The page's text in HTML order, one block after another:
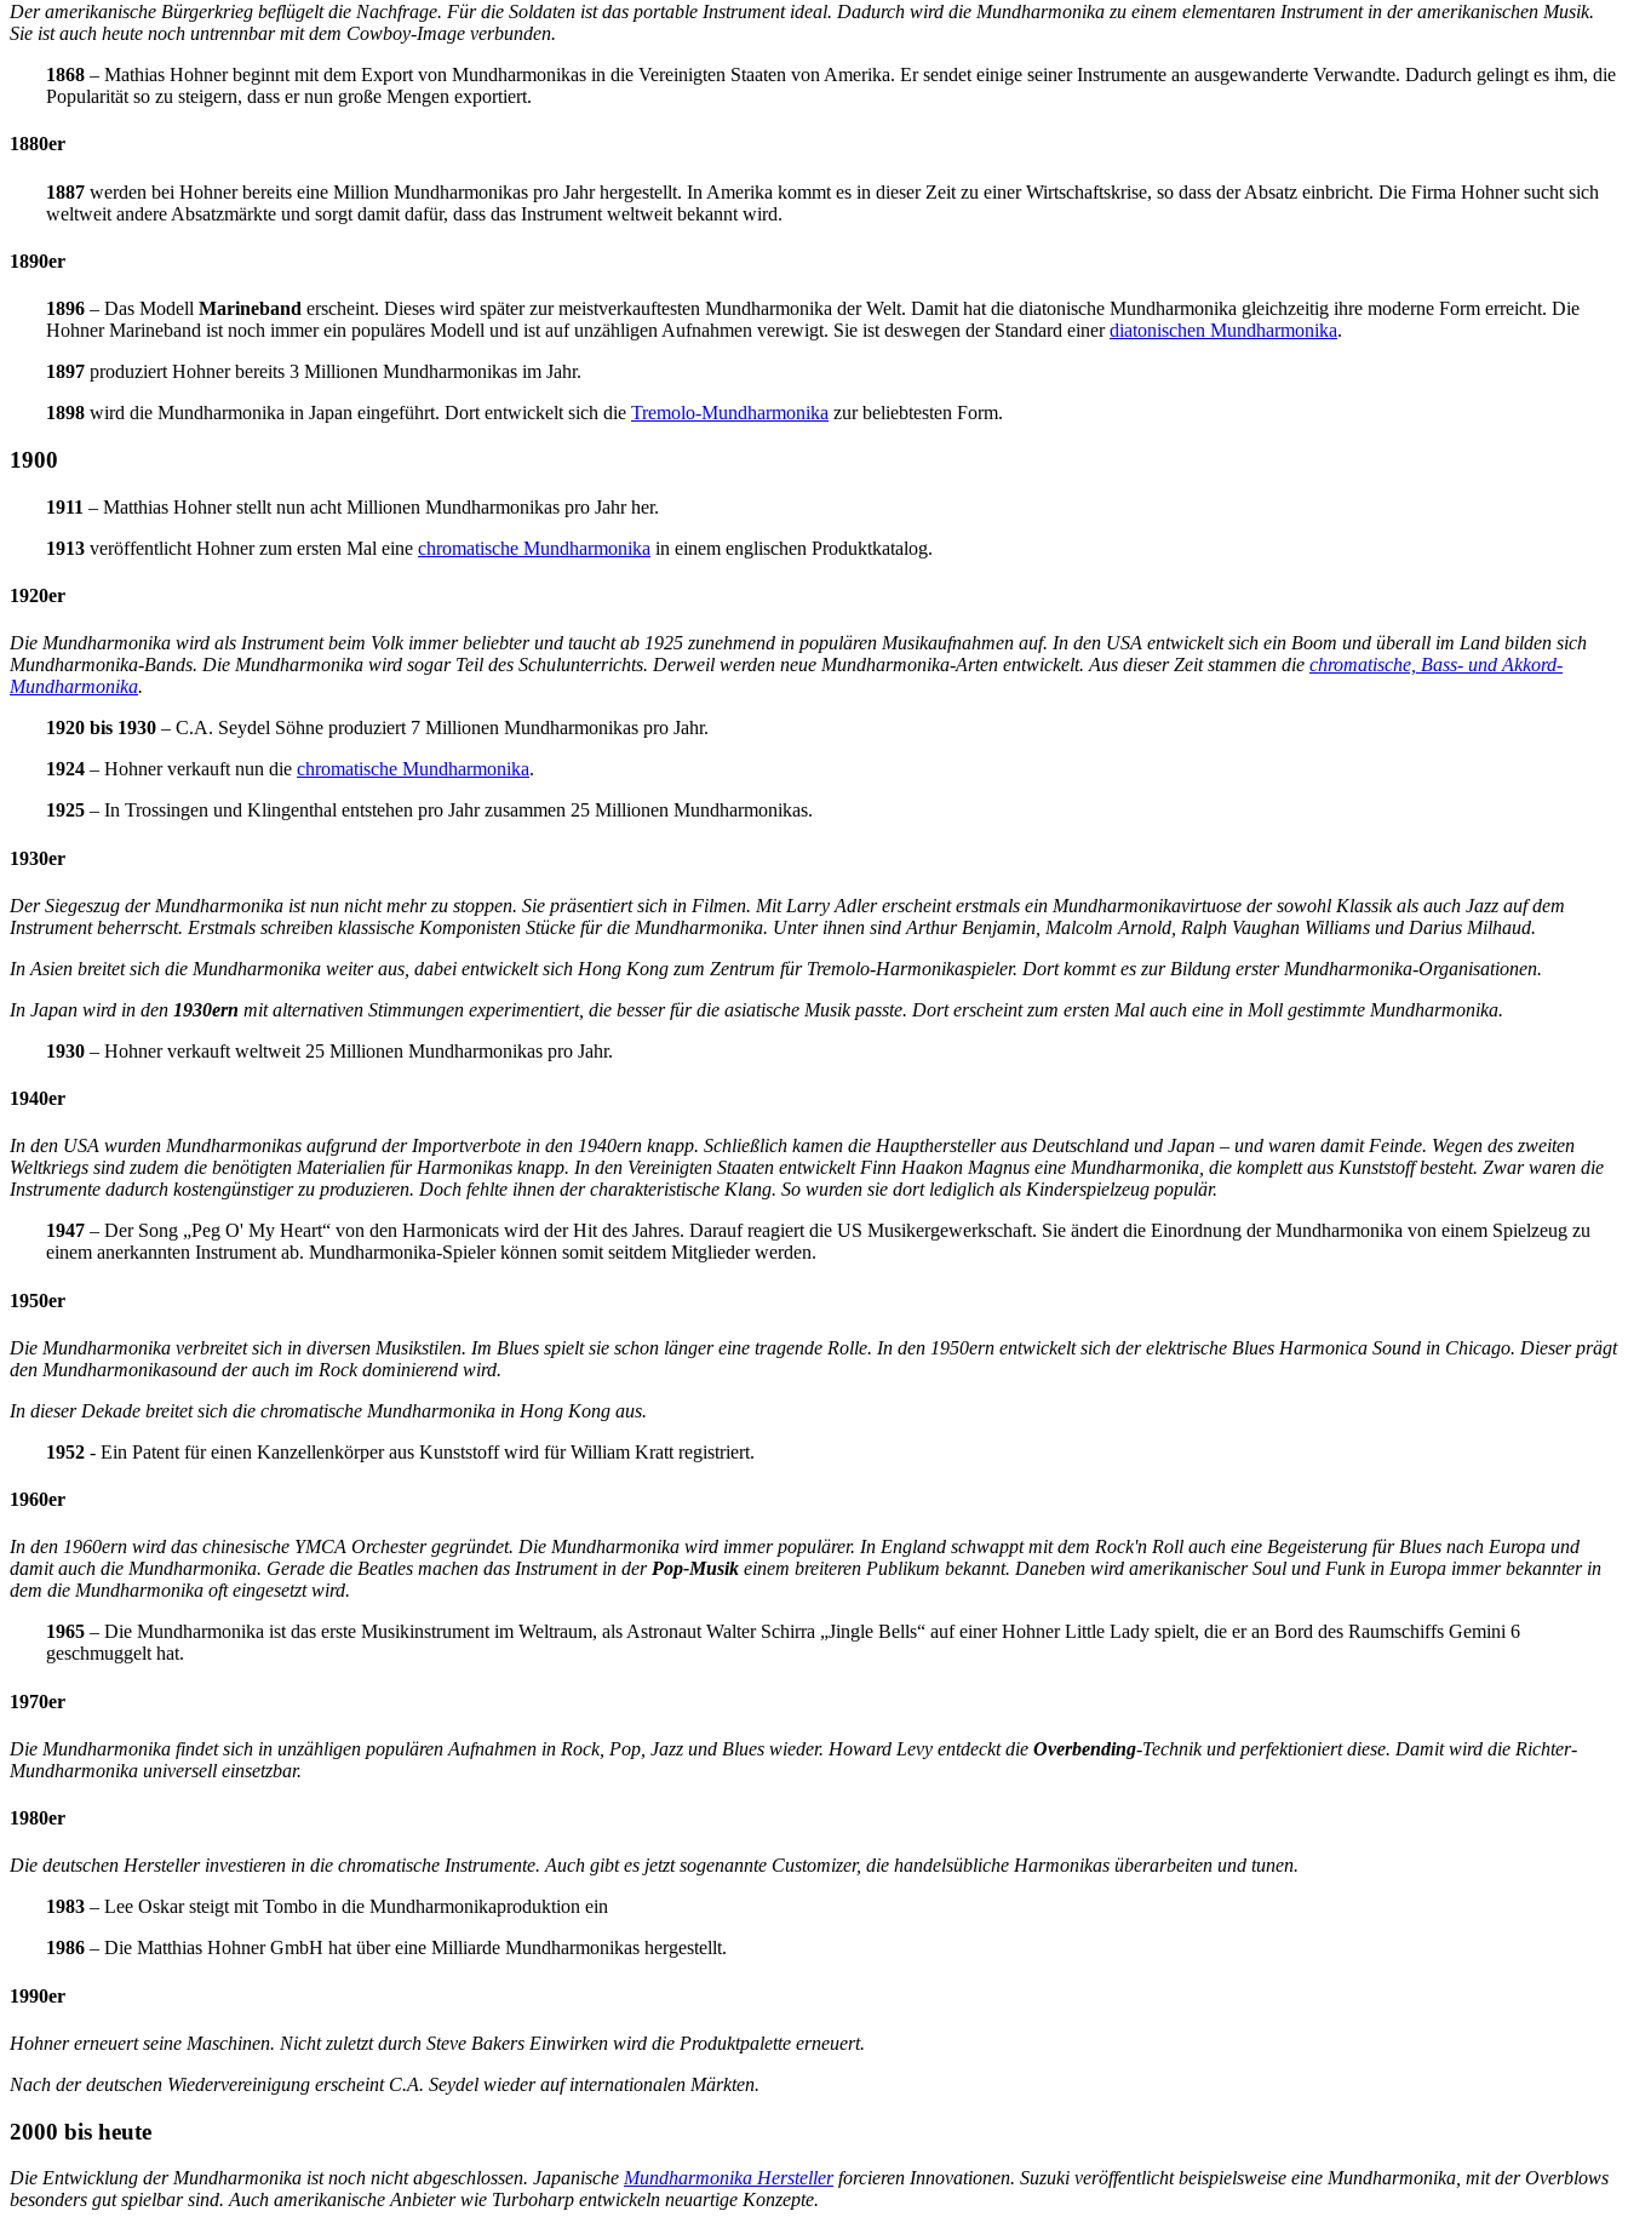
Der amerikanische Bürgerkrieg beflügelt die Nachfrage. Für die Soldaten ist das portable Instrument ideal. Dadurch wird die Mundharmonika zu einem elementaren Instrument in der amerikanischen Musik.
Sie ist auch heute noch untrennbar mit dem Cowboy-Image verbunden.
1868 – Mathias Hohner beginnt mit dem Export von Mundharmonikas in die Vereinigten Staaten von Amerika. Er sendet einige seiner Instrumente an ausgewanderte Verwandte. Dadurch gelingt es ihm, die
Popularität so zu steigern, dass er nun große Mengen exportiert.
1880er
1887 werden bei Hohner bereits eine Million Mundharmonikas pro Jahr hergestellt. In Amerika kommt es in dieser Zeit zu einer Wirtschaftskrise, so dass der Absatz einbricht. Die Firma Hohner sucht sich
weltweit andere Absatzmärkte und sorgt damit dafür, dass das Instrument weltweit bekannt wird.
1890er
1896 – Das Modell Marineband erscheint. Dieses wird später zur meistverkauftesten Mundharmonika der Welt. Damit hat die diatonische Mundharmonika gleichzeitig ihre moderne Form erreicht. Die
Hohner Marineband ist noch immer ein populäres Modell und ist auf unzähligen Aufnahmen verewigt. Sie ist deswegen der Standard einerdiatonischen Mundharmonika.
1897 produziert Hohner bereits 3 Millionen Mundharmonikas im Jahr.
1898 wird die Mundharmonika in Japan eingeführt. Dort entwickelt sich die Tremolo-Mundharmonika zur beliebtesten Form.
1900
1911 – Matthias Hohner stellt nun acht Millionen Mundharmonikas pro Jahr her.
1913 veröffentlicht Hohner zum ersten Mal eine chromatische Mundharmonika in einem englischen Produktkatalog.
1920er
Die Mundharmonika wird als Instrument beim Volk immer beliebter und taucht ab 1925 zunehmend in populären Musikaufnahmen auf. In den USA entwickelt sich ein Boom und überall im Land bilden sich
Mundharmonika-Bands. Die Mundharmonika wird sogar Teil des Schulunterrichts. Derweil werden neue Mundharmonika-Arten entwickelt. Aus dieser Zeit stammen die chromatische, Bass- und Akkord-
Mundharmonika.
1920 bis 1930 – C.A. Seydel Söhne produziert 7 Millionen Mundharmonikas pro Jahr.
1924 – Hohner verkauft nun die chromatische Mundharmonika.
1925 – In Trossingen und Klingenthal entstehen pro Jahr zusammen 25 Millionen Mundharmonikas.
1930er
Der Siegeszug der Mundharmonika ist nun nicht mehr zu stoppen. Sie präsentiert sich in Filmen. Mit Larry Adler erscheint erstmals ein Mundharmonikavirtuose der sowohl Klassik als auch Jazz auf dem
Instrument beherrscht. Erstmals schreiben klassische Komponisten Stücke für die Mundharmonika. Unter ihnen sind Arthur Benjamin, Malcolm Arnold, Ralph Vaughan Williams und Darius Milhaud.
In Asien breitet sich die Mundharmonika weiter aus, dabei entwickelt sich Hong Kong zum Zentrum für Tremolo-Harmonikaspieler. Dort kommt es zur Bildung erster Mundharmonika-Organisationen.
In Japan wird in den 1930ern mit alternativen Stimmungen experimentiert, die besser für die asiatische Musik passte. Dort erscheint zum ersten Mal auch eine in Moll gestimmte Mundharmonika.
1930 – Hohner verkauft weltweit 25 Millionen Mundharmonikas pro Jahr.
1940er
In den USA wurden Mundharmonikas aufgrund der Importverbote in den 1940ern knapp. Schließlich kamen die Haupthersteller aus Deutschland und Japan – und waren damit Feinde. Wegen des zweiten
Weltkriegs sind zudem die benötigten Materialien für Harmonikas knapp. In den Vereinigten Staaten entwickelt Finn Haakon Magnus eine Mundharmonika, die komplett aus Kunststoff besteht. Zwar waren die
Instrumente dadurch kostengünstiger zu produzieren. Doch fehlte ihnen der charakteristische Klang. So wurden sie dort lediglich als Kinderspielzeug populär.
1947 – Der Song „Peg O' My Heart“ von den Harmonicats wird der Hit des Jahres. Darauf reagiert die US Musikergewerkschaft. Sie ändert die Einordnung der Mundharmonika von einem Spielzeug zu
einem anerkannten Instrument ab. Mundharmonika-Spieler können somit seitdem Mitglieder werden.
1950er
Die Mundharmonika verbreitet sich in diversen Musikstilen. Im Blues spielt sie schon länger eine tragende Rolle. In den 1950ern entwickelt sich der elektrische Blues Harmonica Sound in Chicago. Dieser prägt
den Mundharmonikasound der auch im Rock dominierend wird.
In dieser Dekade breitet sich die chromatische Mundharmonika in Hong Kong aus.
1952 - Ein Patent für einen Kanzellenkörper aus Kunststoff wird für William Kratt registriert.
1960er
In den 1960ern wird das chinesische YMCA Orchester gegründet. Die Mundharmonika wird immer populärer. In England schwappt mit dem Rock'n Roll auch eine Begeisterung für Blues nach Europa und
damit auch die Mundharmonika. Gerade die Beatles machen das Instrument in der Pop-Musik einem breiteren Publikum bekannt. Daneben wird amerikanischer Soul und Funk in Europa immer bekannter in
dem die Mundharmonika oft eingesetzt wird.
1965 – Die Mundharmonika ist das erste Musikinstrument im Weltraum, als Astronaut Walter Schirra „Jingle Bells“ auf einer Hohner Little Lady spielt, die er an Bord des Raumschiffs Gemini 6
geschmuggelt hat.
1970er
Die Mundharmonika findet sich in unzähligen populären Aufnahmen in Rock, Pop, Jazz und Blues wieder. Howard Levy entdeckt die Overbending-Technik und perfektioniert diese. Damit wird die Richter-
Mundharmonika universell einsetzbar.
1980er
Die deutschen Hersteller investieren in die chromatische Instrumente. Auch gibt es jetzt sogenannte Customizer, die handelsübliche Harmonikas überarbeiten und tunen.
1983 – Lee Oskar steigt mit Tombo in die Mundharmonikaproduktion ein
1986 – Die Matthias Hohner GmbH hat über eine Milliarde Mundharmonikas hergestellt.
1990er
Hohner erneuert seine Maschinen. Nicht zuletzt durch Steve Bakers Einwirken wird die Produktpalette erneuert.
Nach der deutschen Wiedervereinigung erscheint C.A. Seydel wieder auf internationalen Märkten.
2000 bis heute
Die Entwicklung der Mundharmonika ist noch nicht abgeschlossen. Japanische Mundharmonika Herstellerforcieren Innovationen. Suzuki veröffentlicht beispielsweise eine Mundharmonika, mit der Overblows
besonders gut spielbar sind. Auch amerikanische Anbieter wie Turboharp entwickeln neuartige Konzepte.